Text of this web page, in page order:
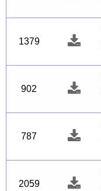
1379
902
787
2059